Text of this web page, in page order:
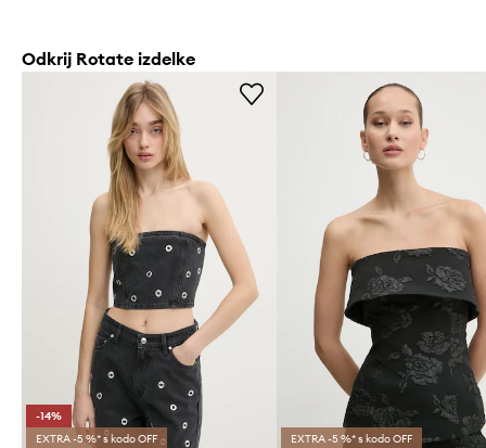
Odkrij Rotate izdelke
-14%
EXTRA -5 %* s kodo OFF
EXTRA -5 %* s kodo OFF